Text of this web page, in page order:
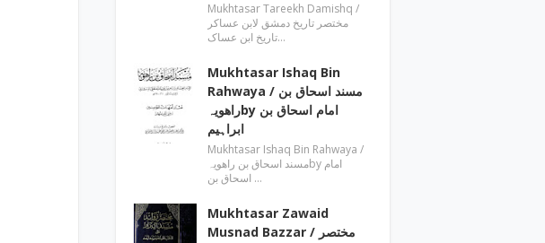
Mukhtasar Tareekh Damishq ‎/
مختصر تاریخ دمشق لابن عساکر
تاریخ ابن عساک…
Mukhtasar Ishaq Bin
Rahwaya ‎/ مسند اسحاق بن
راھویہby ‎امام اسحاق بن
ابراہیم
Mukhtasar Ishaq Bin Rahwaya ‎/
مسند اسحاق بن راھویہby ‎امام
اسحاق بن …
Mukhtasar Zawaid
Musnad Bazzar ‎/ مختصر